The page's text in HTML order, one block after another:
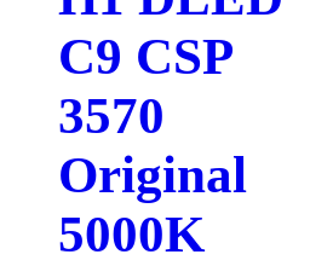
C9 CSP
3570
Original
5000K